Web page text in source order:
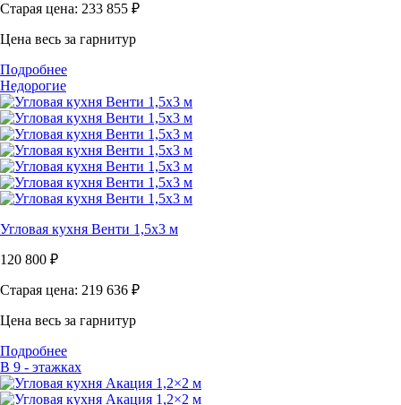
Старая цена: 233 855 ₽
Цена весь за гарнитур
Подробнее
Недорогие
Угловая кухня Венти 1,5х3 м
120 800 ₽
Старая цена: 219 636 ₽
Цена весь за гарнитур
Подробнее
В 9 - этажках